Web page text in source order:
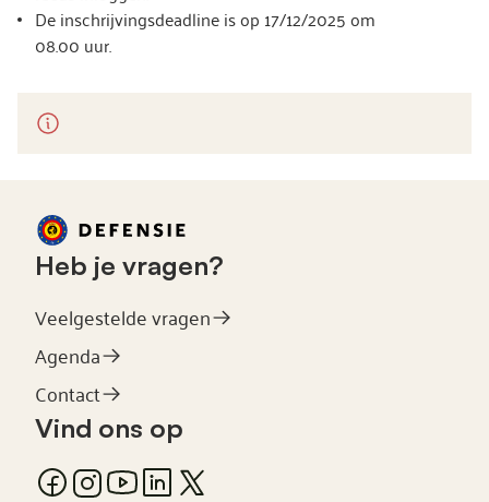
De inschrijvingsdeadline is op 17/12/2025 om
08.00 uur.
Heb je vragen?
Veelgestelde vragen
Agenda
Contact
Vind ons op